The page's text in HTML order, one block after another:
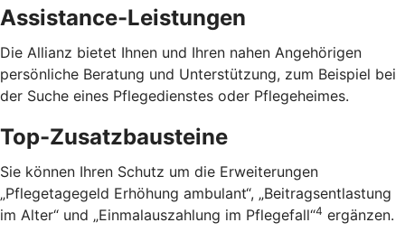
Assistance-Leistungen
Die Allianz bietet Ihnen und Ihren nahen Angehörigen
persönliche Beratung und Unterstützung, zum Beispiel bei
der Suche eines Pflegedienstes oder Pflegeheimes.
Top-Zusatzbausteine
Sie können Ihren Schutz um die Erweiterungen
„Pflegetagegeld Erhöhung ambulant“, „Beitragsentlastung
im Alter“ und „Einmalauszahlung im Pflegefall“4 ergänzen.